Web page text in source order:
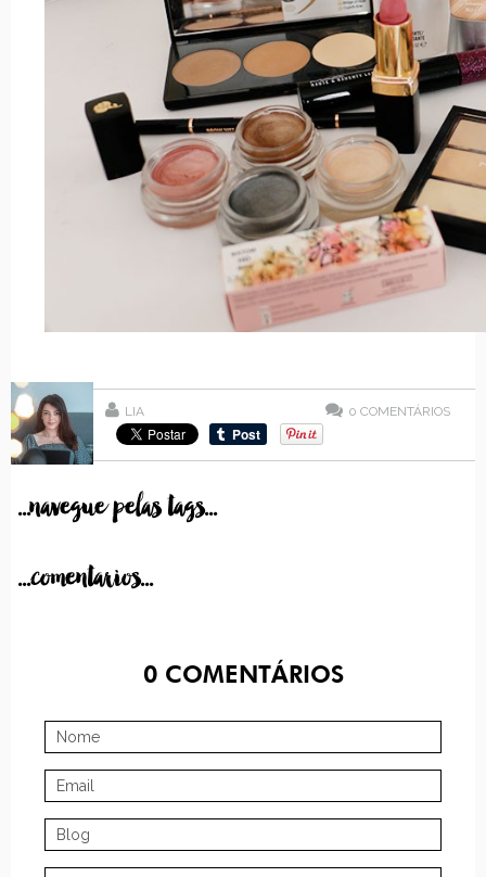
LIA 0 COMENTÁRIOS
...navegue pelas tags...
...comentarios...
0COMENTÁRIOS